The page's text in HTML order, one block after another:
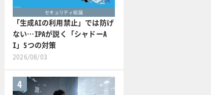
セキュリティ総論
「生成AIの利用禁止」では防げ
ない…IPAが説く「シャドーA
I」5つの対策
2026/08/03
4